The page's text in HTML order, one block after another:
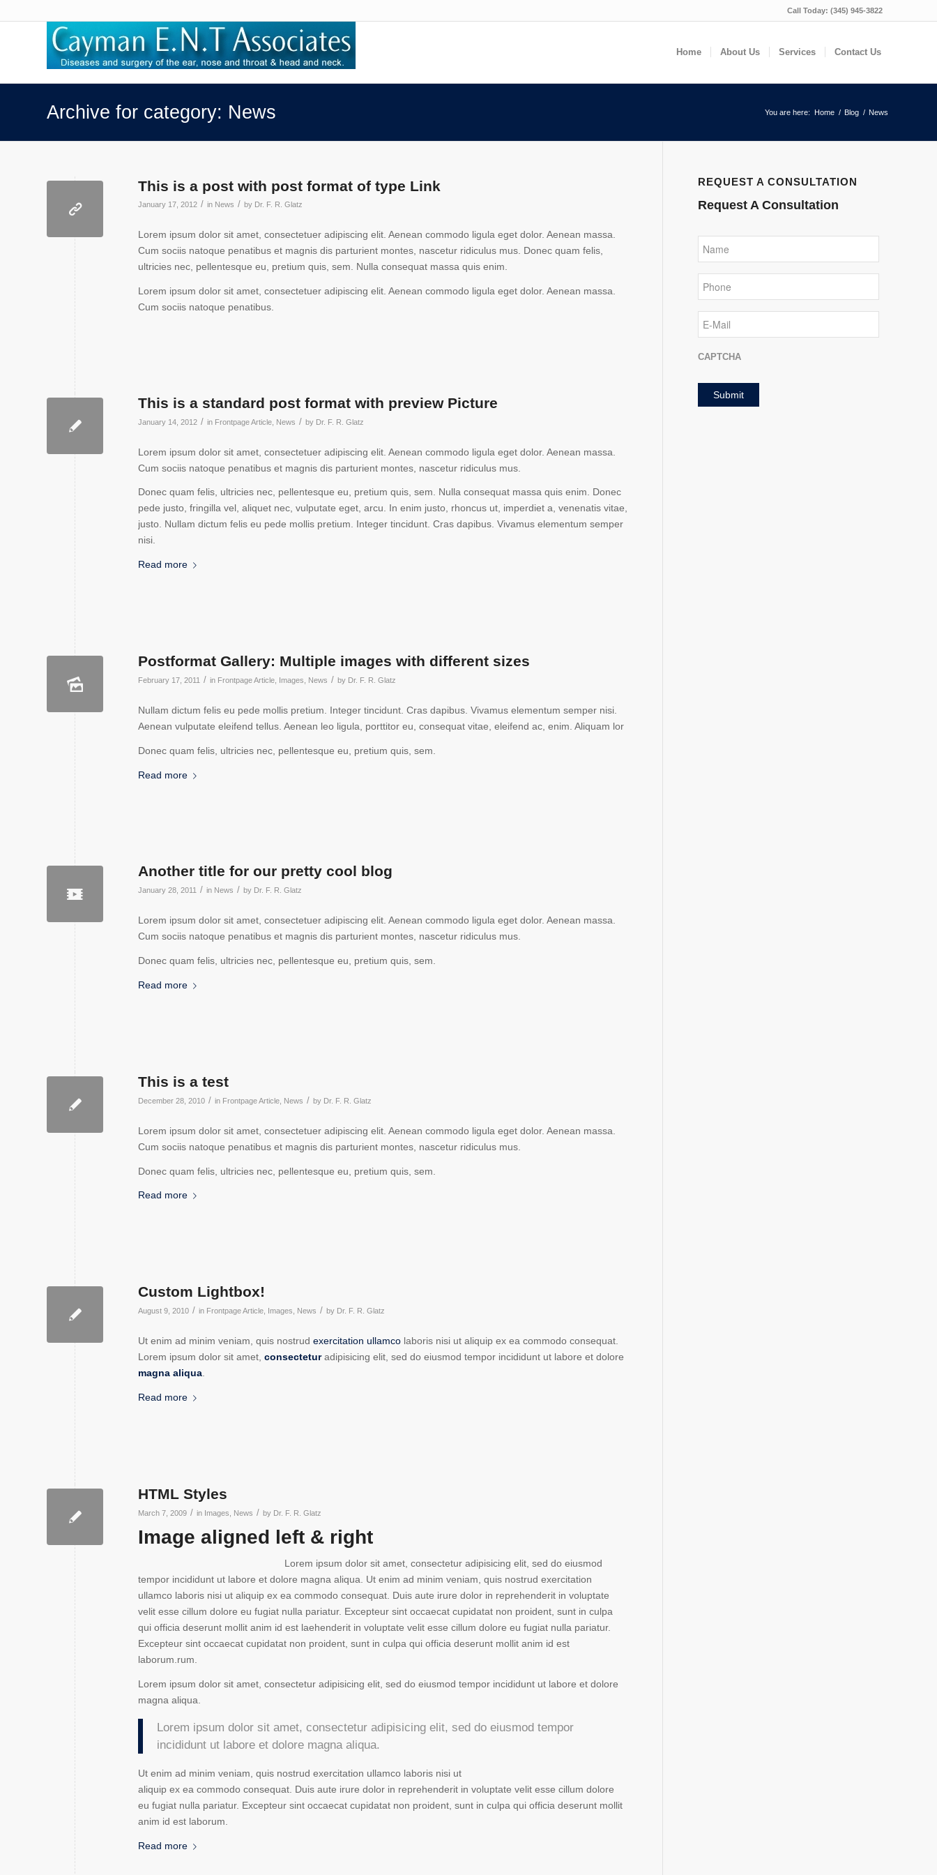
Call Today: (345) 945-3822
Home About Us Services Contact Us
Archive for category: News You are here: Home / Blog / News
This is a post with post format of type Link
January 17, 2012 / in News / by Dr. F. R. Glatz
Lorem ipsum dolor sit amet, consectetuer adipiscing elit. Aenean commodo ligula eget dolor. Aenean massa.
Cum sociis natoque penatibus et magnis dis parturient montes, nascetur ridiculus mus. Donec quam felis,
ultricies nec, pellentesque eu, pretium quis, sem. Nulla consequat massa quis enim.
Lorem ipsum dolor sit amet, consectetuer adipiscing elit. Aenean commodo ligula eget dolor. Aenean massa.
Cum sociis natoque penatibus.
This is a standard post format with preview Picture
January 14, 2012 / in Frontpage Article News / by Dr. F. R. Glatz
Lorem ipsum dolor sit amet, consectetuer adipiscing elit. Aenean commodo ligula eget dolor. Aenean massa.
Cum sociis natoque penatibus et magnis dis parturient montes, nascetur ridiculus mus.
Donec quam felis, ultricies nec, pellentesque eu, pretium quis, sem. Nulla consequat massa quis enim. Donec
pede justo, fringilla vel, aliquet nec, vulputate eget, arcu. In enim justo, rhoncus ut, imperdiet a, venenatis vitae,
justo. Nullam dictum felis eu pede mollis pretium. Integer tincidunt. Cras dapibus. Vivamus elementum semper
nisi.
Read more
Postformat Gallery: Multiple images with different sizes
February 17, 2011 / in Frontpage Article Images News / by Dr. F. R. Glatz
Nullam dictum felis eu pede mollis pretium. Integer tincidunt. Cras dapibus. Vivamus elementum semper nisi.
Aenean vulputate eleifend tellus. Aenean leo ligula, porttitor eu, consequat vitae, eleifend ac, enim. Aliquam lor
Donec quam felis, ultricies nec, pellentesque eu, pretium quis, sem.
Read more
Another title for our pretty cool blog
January 28, 2011 / in News / by Dr. F. R. Glatz
Lorem ipsum dolor sit amet, consectetuer adipiscing elit. Aenean commodo ligula eget dolor. Aenean massa.
Cum sociis natoque penatibus et magnis dis parturient montes, nascetur ridiculus mus.
Donec quam felis, ultricies nec, pellentesque eu, pretium quis, sem.
Read more
This is a test
December 28, 2010 / in Frontpage Article News / by Dr. F. R. Glatz
Lorem ipsum dolor sit amet, consectetuer adipiscing elit. Aenean commodo ligula eget dolor. Aenean massa.
Cum sociis natoque penatibus et magnis dis parturient montes, nascetur ridiculus mus.
Donec quam felis, ultricies nec, pellentesque eu, pretium quis, sem.
Read more
Custom Lightbox!
August 9, 2010 / in Frontpage Article Images News / by Dr. F. R. Glatz
Ut enim ad minim veniam, quis nostrud exercitation ullamco laboris nisi ut aliquip ex ea commodo consequat.
Lorem ipsum dolor sit amet, consecteturadipisicing elit, sed do eiusmod tempor incididunt ut labore et dolore
magna aliqua
Read more
HTML Styles
March 7, 2009 / in Images News / by Dr. F. R. Glatz
Image aligned left & right
Lorem ipsum dolor sit amet, consectetur adipisicing elit, sed do eiusmod
tempor incididunt ut labore et dolore magna aliqua. Ut enim ad minim veniam, quis nostrud exercitation
ullamco laboris nisi ut aliquip ex ea commodo consequat. Duis aute irure dolor in reprehenderit in voluptate
velit esse cillum dolore eu fugiat nulla pariatur. Excepteur sint occaecat cupidatat non proident, sunt in culpa
qui officia deserunt mollit anim id est laehenderit in voluptate velit esse cillum dolore eu fugiat nulla pariatur.
Excepteur sint occaecat cupidatat non proident, sunt in culpa qui officia deserunt mollit anim id est
laborum.rum.
Lorem ipsum dolor sit amet, consectetur adipisicing elit, sed do eiusmod tempor incididunt ut labore et dolore
magna aliqua.
Lorem ipsum dolor sit amet, consectetur adipisicing elit, sed do eiusmod tempor
incididunt ut labore et dolore magna aliqua.
Ut enim ad minim veniam, quis nostrud exercitation ullamco laboris nisi ut
aliquip ex ea commodo consequat. Duis aute irure dolor in reprehenderit in voluptate velit esse cillum dolore
eu fugiat nulla pariatur. Excepteur sint occaecat cupidatat non proident, sunt in culpa qui officia deserunt mollit
anim id est laborum.
Read more
REQUEST A CONSULTATION
Request A Consultation
Mail
CAPTCHA